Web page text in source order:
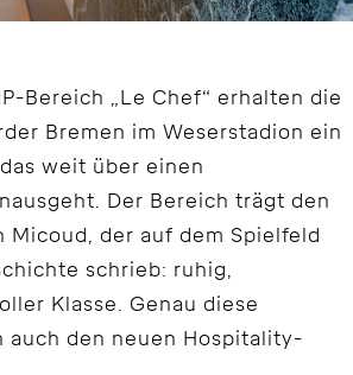
Bereich „Le Chef“ erhalten die
Bremen im Weserstadion ein
weit über einen
Der Bereich trägt den
Micoud, der auf dem Spielfeld
schrieb: ruhig,
Klasse. Genau diese
auch den neuen Hospitality-